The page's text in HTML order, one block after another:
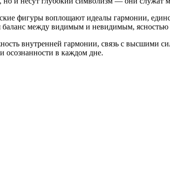
фигуры воплощают идеалы гармонии,
баланс между видимым и невидимым, ясностью
внутренней гармонии, связь с высшими
осознанности в каждом дне.